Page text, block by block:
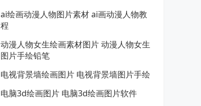
ai绘画动漫人物图片素材 ai画动漫人物教
程
动漫人物女生绘画素材图片 动漫人物女生
图片手绘铅笔
电视背景墙绘画图片 电视背景墙图片手绘
电脑3d绘画图片 电脑3d绘画图片软件